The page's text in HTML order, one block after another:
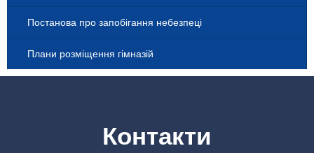
Постанова про запобігання небезпеці
Плани розміщення гімназій
Контакти